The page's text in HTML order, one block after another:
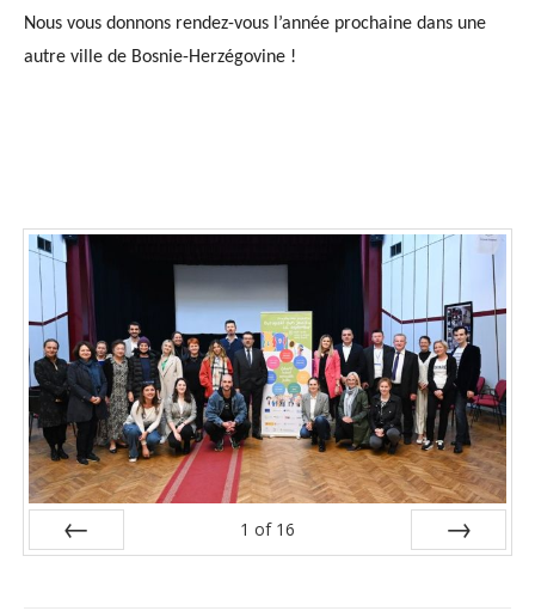
Nous vous donnons rendez-vous l’année prochaine dans une
autre ville de Bosnie-Herzégovine !
1 of 16